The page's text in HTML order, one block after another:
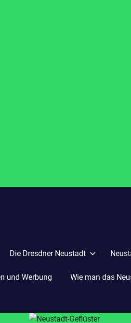
Die Dresdner Neustadt
und Werbung Wie man das